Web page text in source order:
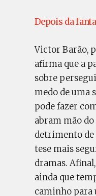
Depois da
Victor Barão,
afirma que a
sobre
medo de uma
pode fazer
abram mão
detrimento de
tese mais
dramas.
ainda que
caminho para